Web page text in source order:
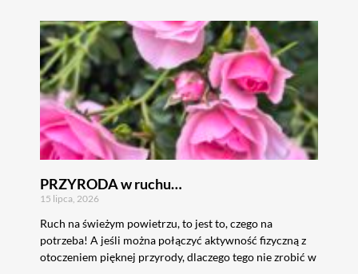
PRZYRODA w ruchu…
15 lipca, 2026
Ruch na świeżym powietrzu, to jest to, czego na
potrzeba! A jeśli można połączyć aktywność fizyczną z
otoczeniem pięknej przyrody, dlaczego tego nie zrobić w